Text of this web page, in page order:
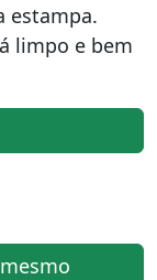
estampa.
limpo e bem